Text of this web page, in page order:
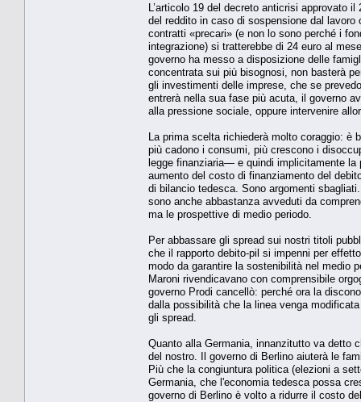
L’articolo 19 del decreto anticrisi approvato
del reddito in caso di sospensione dal
contratti «precari» (e non lo sono perché i
integrazione) si tratterebbe di 24 euro al
governo ha messo a disposizione delle
concentrata sui più bisognosi, non basterà
gli investimenti delle imprese, che se
entrerà nella sua fase più acuta, il governo
alla pressione sociale, oppure intervenire
La prima scelta richiederà molto coraggio: è
più cadono i consumi, più crescono i
legge finanziaria— e quindi implicitamente
aumento del costo di finanziamento del
di bilancio tedesca. Sono argomenti
sono anche abbastanza avveduti da
ma le prospettive di medio periodo.
Per abbassare gli spread sui nostri titoli
che il rapporto debito-pil si impenni per
modo da garantire la sostenibilità nel medio
Maroni rivendicavano con comprensibile
governo Prodi cancellò: perché ora la
dalla possibilità che la linea venga
gli spread.
Quanto alla Germania, innanzitutto va detto
del nostro. Il governo di Berlino aiuterà le
Più che la congiuntura politica (elezioni a
Germania, che l'economia tedesca possa
governo di Berlino è volto a ridurre il costo